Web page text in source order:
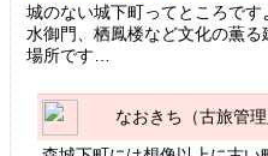
城のない城下町ってところで
水御門、栖鳳楼など文化の薫
場所です…
なおきち（古旅管理